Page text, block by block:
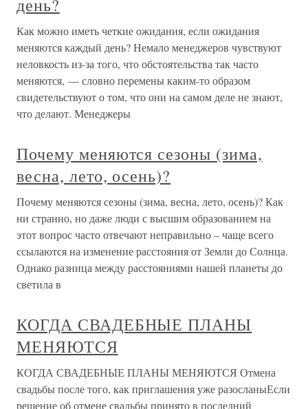
день?
Как можно иметь четкие ожидания, если ожидания
меняются каждый день? Немало менеджеров чувствуют
неловкость из-за того, что обстоятельства так часто
меняются, — словно перемены каким-то образом
свидетельствуют о том, что они на самом деле не знают,
что делают. Менеджеры
Почему меняются сезоны (зима,
весна, лето, осень)?
Почему меняются сезоны (зима, весна, лето, осень)? Как
ни странно, но даже люди с высшим образованием на
этот вопрос часто отвечают неправильно – чаще всего
ссылаются на изменение расстояния от Земли до Солнца.
Однако разница между расстояниями нашей планеты до
светила в
КОГДА СВАДЕБНЫЕ ПЛАНЫ
МЕНЯЮТСЯ
КОГДА СВАДЕБНЫЕ ПЛАНЫ МЕНЯЮТСЯ Отмена
свадьбы после того, как приглашения уже разосланыЕсли
решение об отмене свадьбы принято в последний